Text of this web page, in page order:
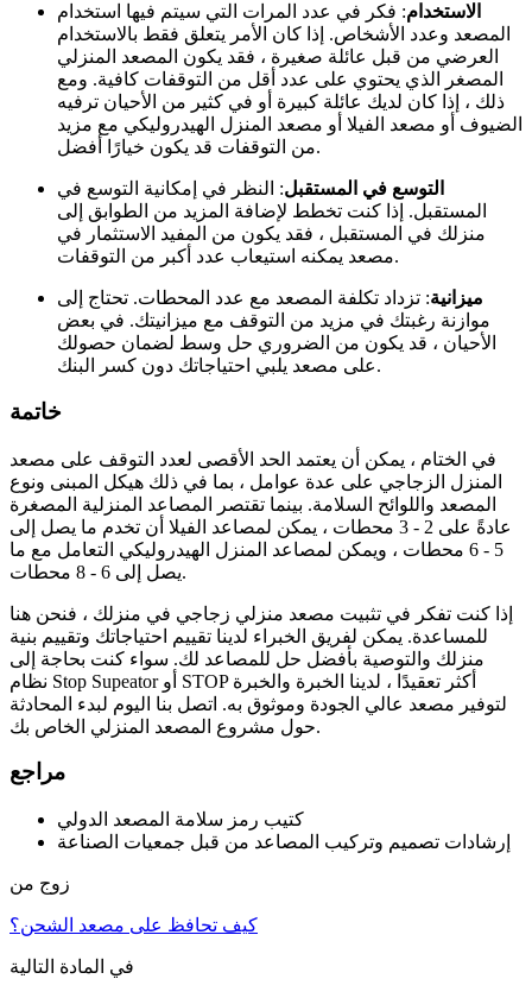
الاستخدام: فكر في عدد المرات التي سيتم فيها استخدام
المصعد وعدد الأشخاص. إذا كان الأمر يتعلق فقط بالاستخدام
العرضي من قبل عائلة صغيرة ، فقد يكون المصعد المنزلي
المصغر الذي يحتوي على عدد أقل من التوقفات كافية. ومع
ذلك ، إذا كان لديك عائلة كبيرة أو في كثير من الأحيان ترفيه
الضيوف أو مصعد الفيلا أو مصعد المنزل الهيدروليكي مع مزيد
من التوقفات قد يكون خيارًا أفضل.
التوسع في المستقبل: النظر في إمكانية التوسع في
المستقبل. إذا كنت تخطط لإضافة المزيد من الطوابق إلى
منزلك في المستقبل ، فقد يكون من المفيد الاستثمار في
مصعد يمكنه استيعاب عدد أكبر من التوقفات.
ميزانية: تزداد تكلفة المصعد مع عدد المحطات. تحتاج إلى
موازنة رغبتك في مزيد من التوقف مع ميزانيتك. في بعض
الأحيان ، قد يكون من الضروري حل وسط لضمان حصولك
على مصعد يلبي احتياجاتك دون كسر البنك.
خاتمة
في الختام ، يمكن أن يعتمد الحد الأقصى لعدد التوقف على مصعد
المنزل الزجاجي على عدة عوامل ، بما في ذلك هيكل المبنى ونوع
المصعد واللوائح السلامة. بينما تقتصر المصاعد المنزلية المصغرة
عادةً على 2 - 3 محطات ، يمكن لمصاعد الفيلا أن تخدم ما يصل إلى
5 - 6 محطات ، ويمكن لمصاعد المنزل الهيدروليكي التعامل مع ما
يصل إلى 6 - 8 محطات.
إذا كنت تفكر في تثبيت مصعد منزلي زجاجي في منزلك ، فنحن هنا
للمساعدة. يمكن لفريق الخبراء لدينا تقييم احتياجاتك وتقييم بنية
منزلك والتوصية بأفضل حل للمصاعد لك. سواء كنت بحاجة إلى
نظام Stop Supeator أو STOP أكثر تعقيدًا ، لدينا الخبرة والخبرة
لتوفير مصعد عالي الجودة وموثوق به. اتصل بنا اليوم لبدء المحادثة
حول مشروع المصعد المنزلي الخاص بك.
مراجع
كتيب رمز سلامة المصعد الدولي
إرشادات تصميم وتركيب المصاعد من قبل جمعيات الصناعة
زوج من
كيف تحافظ على مصعد الشحن؟
في المادة التالية